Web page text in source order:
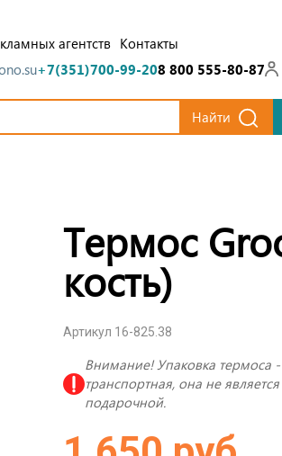
агентств Контакты
+7(351)700-99-208 800 555-80-87
Найти
Термос
кость)
Артикул 16-825.38
Внимание! Упаковка термоса -
транспортная, она не является
подарочной.